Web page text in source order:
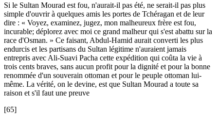
Si le Sultan Mourad est fou, n'aurait-il pas été, ne serait-il pas plus
simple d'ouvrir à quelques amis les portes de Tchéragan et de leur
dire : « Voyez, examinez, jugez, mon malheureux frère est fou,
incurable; déplorez avec moi ce grand malheur qui s'est abattu sur la
race d'Osman. » Ce faisant, Abdul-Hamid aurait converti les plus
endurcis et les partisans du Sultan légitime n'auraient jamais
entrepris avec Ali-Suavi Pacha cette expédition qui coûta la vie à
trois cents braves, sans aucun profit pour la dignité et pour la bonne
renommée d'un souverain ottoman et pour le peuple ottoman lui-
même. La vérité, on le devine, est que Sultan Mourad a toute sa
raison et s'il faut une preuve
[65]